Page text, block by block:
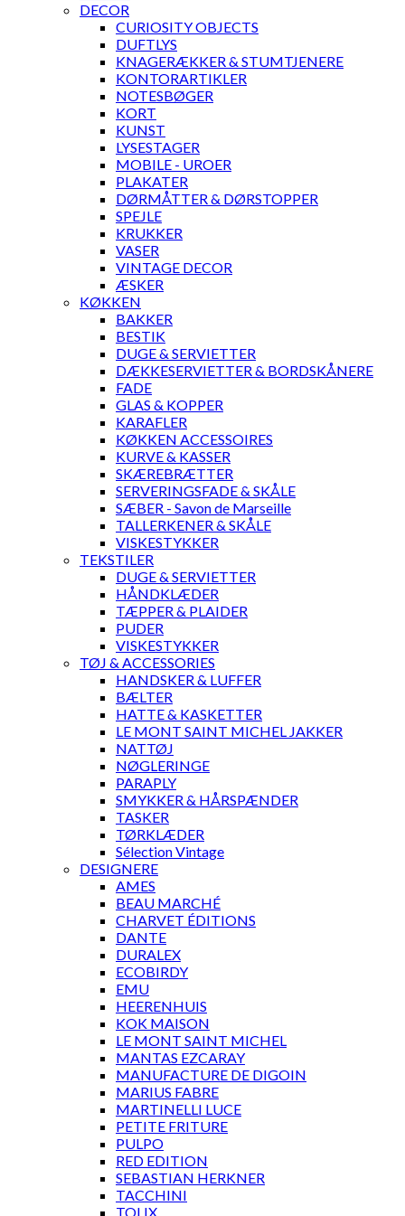
DECOR
CURIOSITY OBJECTS
DUFTLYS
KNAGERÆKKER & STUMTJENERE
KONTORARTIKLER
NOTESBØGER
KORT
KUNST
LYSESTAGER
MOBILE - UROER
PLAKATER
DØRMÅTTER & DØRSTOPPER
SPEJLE
KRUKKER
VASER
VINTAGE DECOR
ÆSKER
KØKKEN
BAKKER
BESTIK
DUGE & SERVIETTER
DÆKKESERVIETTER & BORDSKÅNERE
FADE
GLAS & KOPPER
KARAFLER
KØKKEN ACCESSOIRES
KURVE & KASSER
SKÆREBRÆTTER
SERVERINGSFADE & SKÅLE
SÆBER - Savon de Marseille
TALLERKENER & SKÅLE
VISKESTYKKER
TEKSTILER
DUGE & SERVIETTER
HÅNDKLÆDER
TÆPPER & PLAIDER
PUDER
VISKESTYKKER
TØJ & ACCESSORIES
HANDSKER & LUFFER
BÆLTER
HATTE & KASKETTER
LE MONT SAINT MICHEL JAKKER
NATTØJ
NØGLERINGE
PARAPLY
SMYKKER & HÅRSPÆNDER
TASKER
TØRKLÆDER
Sélection Vintage
DESIGNERE
AMES
BEAU MARCHÉ
CHARVET ÉDITIONS
DANTE
DURALEX
ECOBIRDY
EMU
HEERENHUIS
KOK MAISON
LE MONT SAINT MICHEL
MANTAS EZCARAY
MANUFACTURE DE DIGOIN
MARIUS FABRE
MARTINELLI LUCE
PETITE FRITURE
PULPO
RED EDITION
SEBASTIAN HERKNER
TACCHINI
TOLIX